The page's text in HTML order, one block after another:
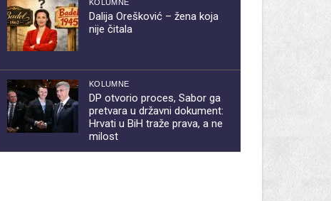
KOLUMNE
Dalija Orešković – žena koja
nije čitala
KOLUMNE
DP otvorio proces, Sabor ga
pretvara u državni dokument:
Hrvati u BiH traže prava, a ne
milost